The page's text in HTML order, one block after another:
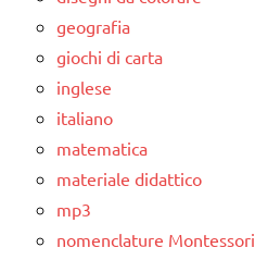
geografia
giochi di carta
inglese
italiano
matematica
materiale didattico
mp3
nomenclature Montessori